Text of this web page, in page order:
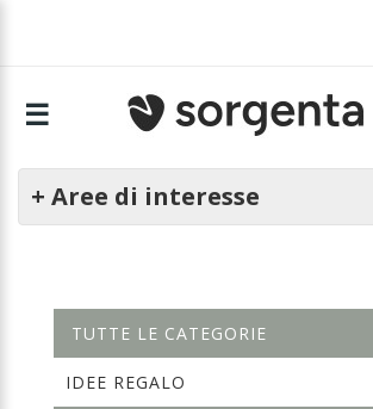
☰
+ Aree di interesse
TUTTE LE CATEGORIE
IDEE REGALO